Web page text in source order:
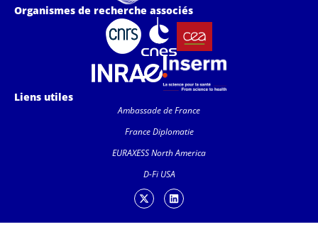
Organismes de recherche associés
Liens utiles
Ambassade de France
France Diplomatie
EURAXESS North America
D-Fi USA